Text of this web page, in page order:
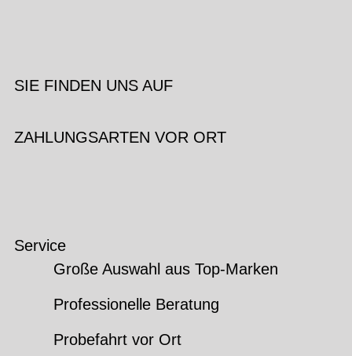
SIE FINDEN UNS AUF
ZAHLUNGSARTEN VOR ORT
Service
Große Auswahl aus Top-Marken
Professionelle Beratung
Probefahrt vor Ort